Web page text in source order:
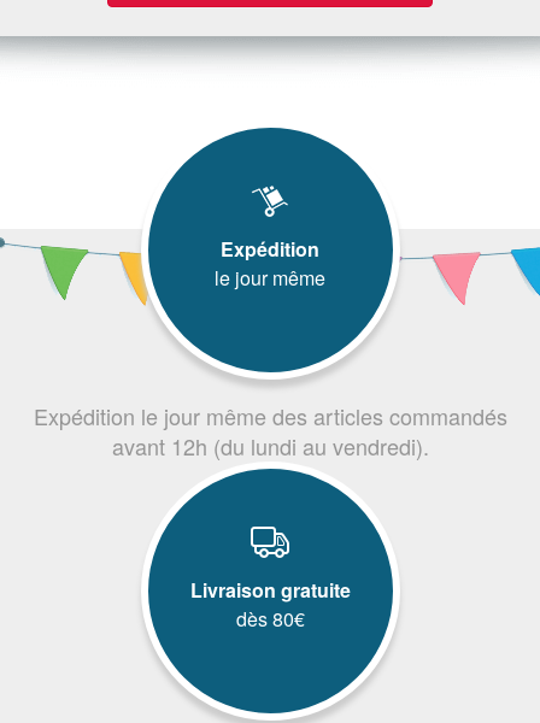
Expédition
le jour même
Expédition le jour même des articles commandés
avant 12h (du lundi au vendredi).
Livraison gratuite
dès 80€